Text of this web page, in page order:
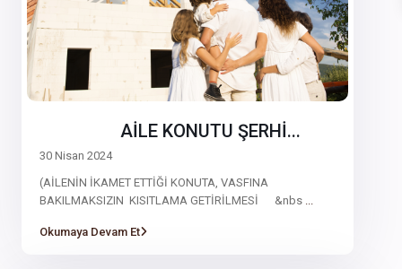
AİLE KONUTU ŞERHİ...
30 Nisan 2024
(AİLENİN İKAMET ETTİĞİ KONUTA, VASFINA
BAKILMAKSIZIN KISITLAMA GETİRİLMESİ &nbs
Okumaya Devam Et